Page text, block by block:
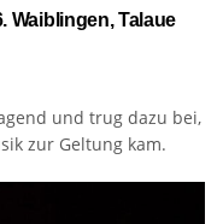
Waiblingen, Talaue
und trug dazu bei,
zur Geltung kam.